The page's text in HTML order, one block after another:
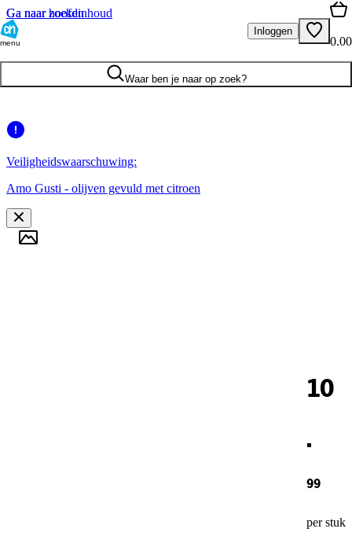
Ga naar hoofdinhoud
Ga naar zoeken
menu
Inloggen
0.00
Waar ben je naar op zoek?
Veiligheidswaarschuwing:
Amo Gusti - olijven gevuld met citroen
10
.
99
per stuk